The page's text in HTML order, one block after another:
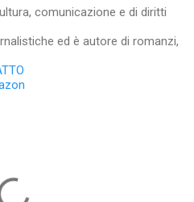
comunicazione e di diritti
ed è autore di romanzi,